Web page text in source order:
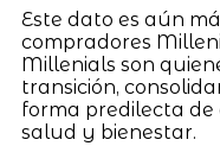
Este dato es aún
compradores
Millenials son
transición,
forma predilecta de
salud y bienestar.